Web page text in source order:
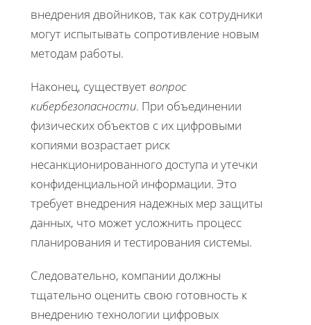
внедрения двойников, так как сотрудники
могут испытывать сопротивление новым
методам работы.
Наконец, существует вопрос
кибербезопасности. При объединении
физических объектов с их цифровыми
копиями возрастает риск
несанкционированного доступа и утечки
конфиденциальной информации. Это
требует внедрения надежных мер защиты
данных, что может усложнить процесс
планирования и тестирования системы.
Следовательно, компании должны
тщательно оценить свою готовность к
внедрению технологии цифровых